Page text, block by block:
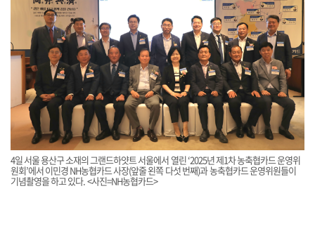
4일 서울 용산구 소재의 그랜드하얏트 서울에서 열린 ‘2025년 제1차 농축협카드 운영위
원회’에서 이민경 NH농협카드 사장(앞줄 왼쪽 다섯 번째)과 농축협카드 운영위원들이
기념촬영을 하고 있다. <사진=NH농협카드>